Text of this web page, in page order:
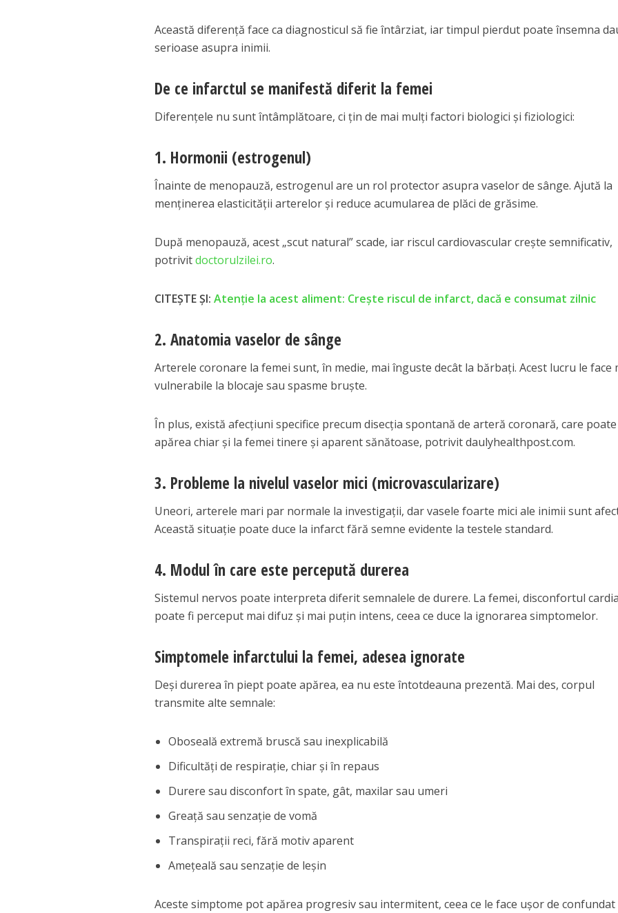
Această diferență face ca diagnosticul să fie întârziat, iar timpul pierdut poate însemna
serioase asupra inimii.
De ce infarctul se manifestă diferit la femei
Diferențele nu sunt întâmplătoare, ci țin de mai mulți factori biologici și fiziologici:
1. Hormonii (estrogenul)
Înainte de menopauză, estrogenul are un rol protector asupra vaselor de sânge. Ajută la
menținerea elasticității arterelor și reduce acumularea de plăci de grăsime.
După menopauză, acest „scut natural” scade, iar riscul cardiovascular crește semnificativ,
potrivitdoctorulzilei.ro.
CITEȘTE ȘI:Atenție la acest aliment: Crește riscul de infarct, dacă e consumat zilnic
2. Anatomia vaselor de sânge
Arterele coronare la femei sunt, în medie, mai înguste decât la bărbați. Acest lucru le face
vulnerabile la blocaje sau spasme bruște.
În plus, există afecțiuni specifice precum disecția spontană de arteră coronară, care poate
apărea chiar și la femei tinere și aparent sănătoase, potrivit daulyhealthpost.com.
3. Probleme la nivelul vaselor mici (microvascularizare)
Uneori, arterele mari par normale la investigații, dar vasele foarte mici ale inimii sunt
Această situație poate duce la infarct fără semne evidente la testele standard.
4. Modul în care este percepută durerea
Sistemul nervos poate interpreta diferit semnalele de durere. La femei, disconfortul
poate fi perceput mai difuz și mai puțin intens, ceea ce duce la ignorarea simptomelor.
Simptomele infarctului la femei, adesea ignorate
Deși durerea în piept poate apărea, ea nu este întotdeauna prezentă. Mai des, corpul
transmite alte semnale:
Oboseală extremă bruscă sau inexplicabilă
Dificultăți de respirație, chiar și în repaus
Durere sau disconfort în spate, gât, maxilar sau umeri
Greață sau senzație de vomă
Transpirații reci, fără motiv aparent
Amețeală sau senzație de leșin
Aceste simptome pot apărea progresiv sau intermitent, ceea ce le face ușor de confundat